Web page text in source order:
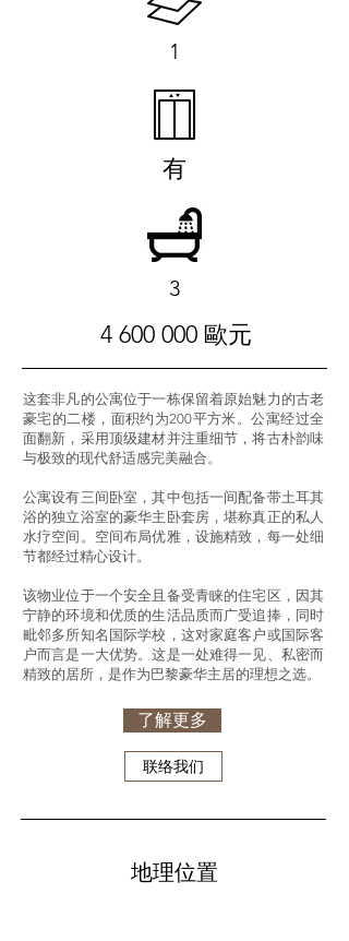
1
有
3
4 600 000歐元
这套非凡的公寓位于一栋保留着原始魅力的古老
豪宅的二楼，面积约为200平方米。公寓经过全
面翻新，采用顶级建材并注重细节，将古朴韵味
与极致的现代舒适感完美融合。
公寓设有三间卧室，其中包括一间配备带土耳其
浴的独立浴室的豪华主卧套房，堪称真正的私人
水疗空间。空间布局优雅，设施精致，每一处细
节都经过精心设计。
该物业位于一个安全且备受青睐的住宅区，因其
宁静的环境和优质的生活品质而广受追捧，同时
毗邻多所知名国际学校，这对家庭客户或国际客
户而言是一大优势。这是一处难得一见、私密而
精致的居所，是作为巴黎豪华主居的理想之选。
了解更多
联络我们
地理位置